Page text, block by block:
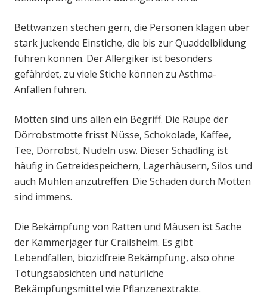
Bettwanzen stechen gern, die Personen klagen über
stark juckende Einstiche, die bis zur Quaddelbildung
führen können. Der Allergiker ist besonders
gefährdet, zu viele Stiche können zu Asthma-
Anfällen führen.
Motten sind uns allen ein Begriff. Die Raupe der
Dörrobstmotte frisst Nüsse, Schokolade, Kaffee,
Tee, Dörrobst, Nudeln usw. Dieser Schädling ist
häufig in Getreidespeichern, Lagerhäusern, Silos und
auch Mühlen anzutreffen. Die Schäden durch Motten
sind immens.
Die Bekämpfung von Ratten und Mäusen ist Sache
der Kammerjäger für Crailsheim. Es gibt
Lebendfallen, biozidfreie Bekämpfung, also ohne
Tötungsabsichten und natürliche
Bekämpfungsmittel wie Pflanzenextrakte.